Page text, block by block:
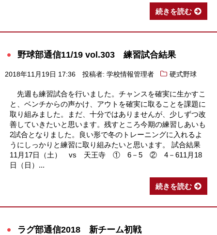
続きを読む
野球部通信11/19 vol.303 練習試合結果
2018年11月19日 17:36 投稿者: 学校情報管理者 硬式野球
先週も練習試合を行いました。チャンスを確実に生かすこ
と、ベンチからの声かけ、アウトを確実に取ることを課題に
取り組みました。まだ、十分ではありませんが、少しずつ改
善していきたいと思います。残すところ今期の練習しあいも
2試合となりました。良い形で冬のトレーニングに入れるよ
うにしっかりと練習に取り組みたいと思います。 試合結果
11月17日（土） vs 天王寺 ① 6－5 ② 4－611月18
日（日）...
続きを読む
ラグ部通信2018 新チーム初戦